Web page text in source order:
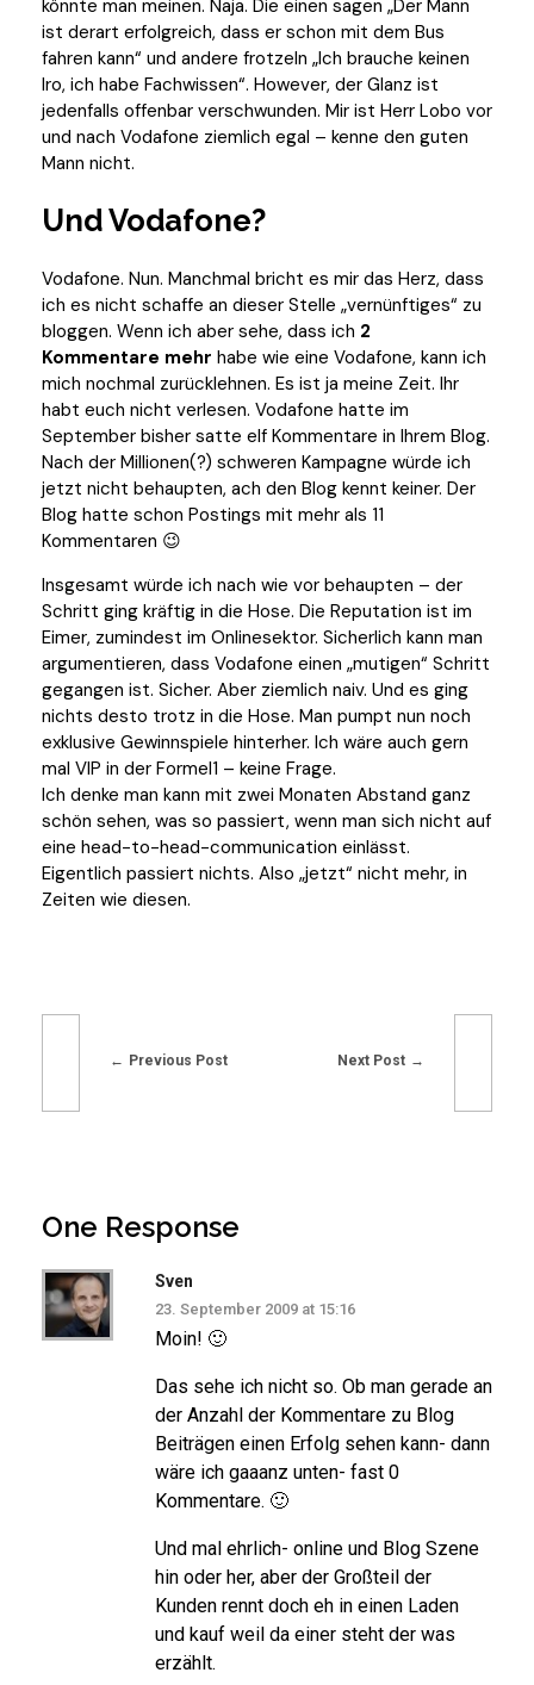
könnte man meinen. Naja. Die einen sagen „Der Mann
ist derart erfolgreich, dass er schon mit dem Bus
fahren kann“ und andere frotzeln „Ich brauche keinen
Iro, ich habe Fachwissen“. However, der Glanz ist
jedenfalls offenbar verschwunden. Mir ist Herr Lobo vor
und nach Vodafone ziemlich egal – kenne den guten
Mann nicht.
Und Vodafone?
Vodafone. Nun. Manchmal bricht es mir das Herz, dass
ich es nicht schaffe an dieser Stelle „vernünftiges“ zu
bloggen. Wenn ich aber sehe, dass ich 2
Kommentare mehr habe wie eine Vodafone, kann ich
mich nochmal zurücklehnen. Es ist ja meine Zeit. Ihr
habt euch nicht verlesen. Vodafone hatte im
September bisher satte elf Kommentare in Ihrem Blog.
Nach der Millionen(?) schweren Kampagne würde ich
jetzt nicht behaupten, ach den Blog kennt keiner. Der
Blog hatte schon Postings mit mehr als 11
Kommentaren 😉
Insgesamt würde ich nach wie vor behaupten – der
Schritt ging kräftig in die Hose. Die Reputation ist im
Eimer, zumindest im Onlinesektor. Sicherlich kann man
argumentieren, dass Vodafone einen „mutigen“ Schritt
gegangen ist. Sicher. Aber ziemlich naiv. Und es ging
nichts desto trotz in die Hose. Man pumpt nun noch
exklusive Gewinnspiele hinterher. Ich wäre auch gern
mal VIP in der Formel1 – keine Frage.
Ich denke man kann mit zwei Monaten Abstand ganz
schön sehen, was so passiert, wenn man sich nicht auf
eine head-to-head-communication einlässt.
Eigentlich passiert nichts. Also „jetzt“ nicht mehr, in
Zeiten wie diesen.
Previous Post Next Post
One Response
Sven
23. September 2009 at 15:16
Moin! 🙂
Das sehe ich nicht so. Ob man gerade an
der Anzahl der Kommentare zu Blog
Beiträgen einen Erfolg sehen kann- dann
wäre ich gaaanz unten- fast 0
Kommentare. 🙂
Und mal ehrlich- online und Blog Szene
hin oder her, aber der Großteil der
Kunden rennt doch eh in einen Laden
und kauf weil da einer steht der was
erzählt.